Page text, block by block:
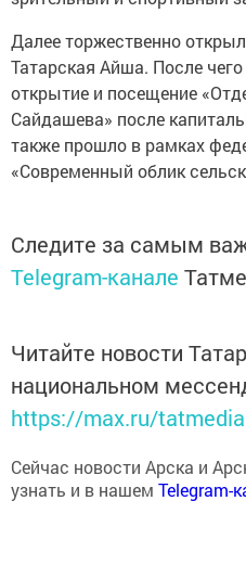
Далее торжественно
Татарская Айша. После
открытие и посещение
Сайдашева» после
также прошло в рамках
«Современный облик
Следите за самым
Telegram-канале
Читайте новости
национальном
https://max.ru/tatmedia
Сейчас новости Арска и
узнать и в нашемTelegram-